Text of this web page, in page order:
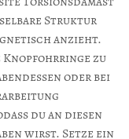
Struktur
anzieht.
Knopfohrringe zu
oder bei
du an diesen
wirst. Setze ein